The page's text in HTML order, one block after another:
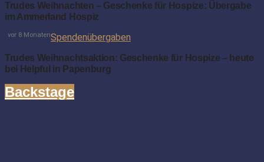
Trudes Weihnachten – Geschenke für Hospize: Übergabe
im Ammerland Hospiz
Spendenübergaben
vor 8 Monaten
Trudes Weihnachtsaktion: Geschenke für Hospize – heute
bei Helpful in Papenburg
Backstage